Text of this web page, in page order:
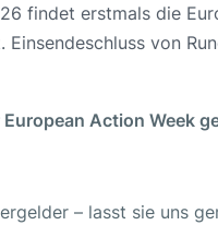
findet erstmals die
Einsendeschluss von
European Action Week
– lasst sie uns